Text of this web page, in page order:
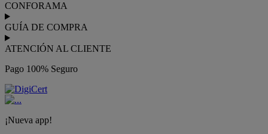
CONFORAMA
GUÍA DE COMPRA
ATENCIÓN AL CLIENTE
Pago 100% Seguro
¡Nueva app!